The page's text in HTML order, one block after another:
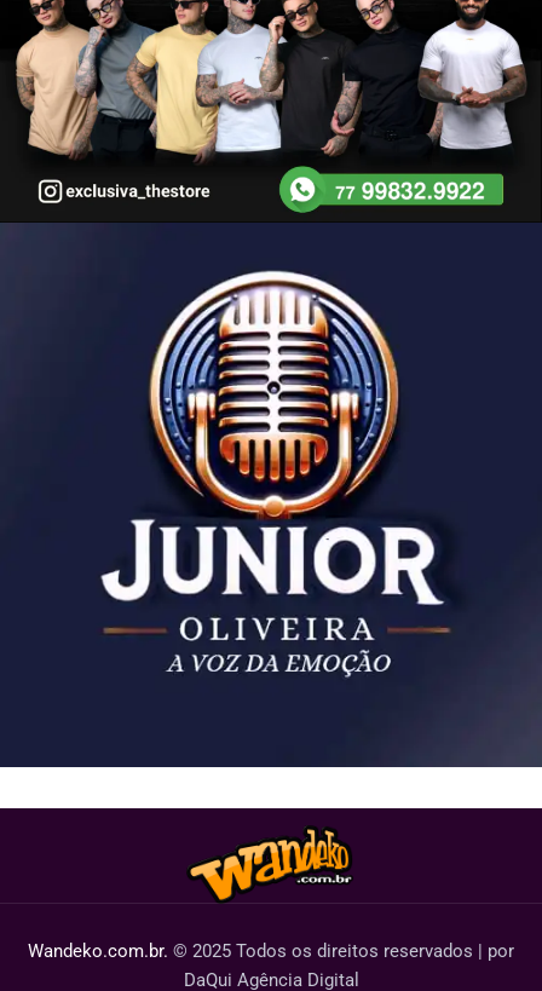
Wandeko.com.br. © 2025 Todos os direitos reservados | por
DaQui Agência Digital